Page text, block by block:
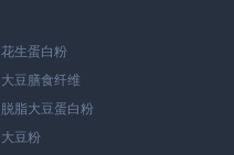
花生蛋白粉
大豆膳食纤维
脱脂大豆蛋白粉
大豆粉